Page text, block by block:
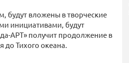
будут вложены в творческие
инициативами, будут
АРТ» получит продолжение в
до Тихого океана.